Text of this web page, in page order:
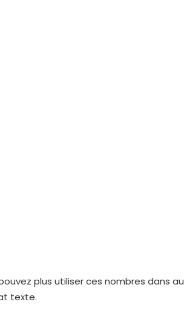
plus utiliser ces nombres dans
texte.